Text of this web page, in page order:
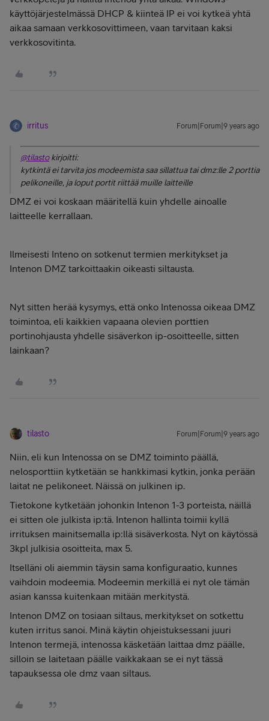
käyttöjärjestelmässä DHCP & kiinteä IP ei voi kytkeä yhtä
aikaa samaan verkkosovittimeen, vaan tarvitaan kaksi
verkkosovitinta.
irritus Forum|Forum|9 years ago
@tilastokirjoitti:
kytkintä ei tarvita jos modeemista saa sillattua tai dmz:lle 2 porttia
pelikoneille, ja loput portit riittää muille laitteille
DMZ ei voi koskaan määritellä kuin yhdelle ainoalle
laitteelle kerrallaan.
Ilmeisesti Inteno on sotkenut termien merkitykset ja
Intenon DMZ tarkoittaakin oikeasti siltausta.
Nyt sitten herää kysymys, että onko Intenossa oikeaa DMZ
toimintoa, eli kaikkien vapaana olevien porttien
portinohjausta yhdelle sisäverkon ip-osoitteelle, sitten
lainkaan?
tilasto Forum|Forum|9 years ago
Niin, eli kun Intenossa on se DMZ toiminto päällä,
nelosporttiin kytketään se hankkimasi kytkin, jonka perään
laitat ne pelikoneet. Näissä on julkinen ip.
Tietokone kytketään johonkin Intenon 1-3 porteista, näillä
ei sitten ole julkista ip:tä. Intenon hallinta toimii kyllä
irrituksen mainitsemalla ip:llä sisäverkosta. Nyt on käytössä
3kpl julkisia osoitteita, max 5.
Itselläni oli aiemmin täysin sama konfiguraatio, kunnes
vaihdoin modeemia. Modeemin merkillä ei nyt ole tämän
asian kanssa kuitenkaan mitään merkitystä.
Intenon DMZ on tosiaan siltaus, merkitykset on sotkettu
kuten irritus sanoi. Minä käytin ohjeistuksessani juuri
Intenon termejä, intenossa käsketään laittaa dmz päälle,
silloin se laitetaan päälle vaikkakaan se ei nyt tässä
tapauksessa ole dmz vaan siltaus.